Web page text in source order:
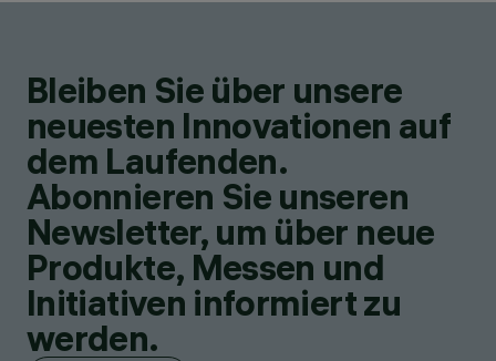
Bleiben Sie über unsere
neuesten Innovationen auf
dem Laufenden.
Abonnieren Sie unseren
Newsletter, um über neue
Produkte, Messen und
Initiativen informiert zu
werden.